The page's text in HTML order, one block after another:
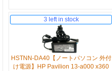
3 left in stock
HSTNN-DA40【ノートパソコン 外付
け電源】HP Pavilion 13-a000 x360